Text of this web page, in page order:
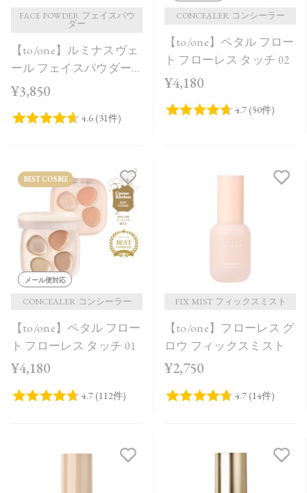
レビュー評価が高い順
人気順
FACE POWDER フェイスパウ
ダー
【to/one】ルミナスヴェ
ール フェイスパウダー
＜全2色＞
¥3,850
CONCEALER コンシーラー
【to/one】ペタル フロー
ト フローレス タッチ 02
¥4,180
BEST COSME
メール便対応
CONCEALER コンシーラー
【to/one】ペタル フロー
ト フローレス タッチ 01
¥4,180
FIX MIST フィックスミスト
【to/one】フローレス グ
ロウ フィックスミスト
¥2,750